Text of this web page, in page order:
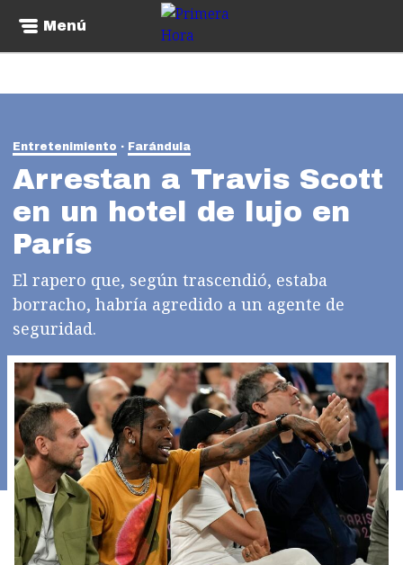
Menú
Entretenimiento Farándula
Arrestan a Travis Scott
en un hotel de lujo en
París
El rapero que, según trascendió, estaba
borracho, habría agredido a un agente de
seguridad.